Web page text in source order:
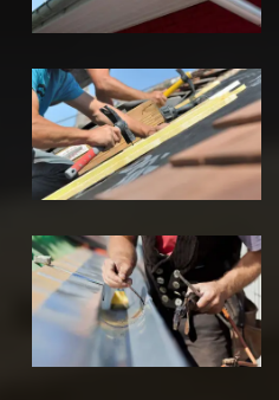
Réparation de
toiture 39
Jura
Travaux de
zinguerie 39
Jura